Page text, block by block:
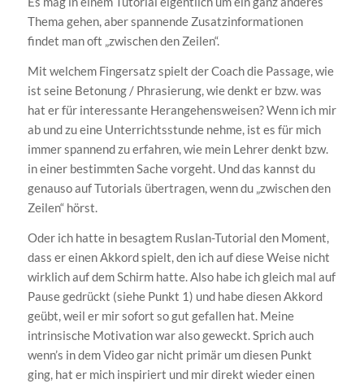
Thema gehen, aber spannende Zusatzinformationen
findet man oft „zwischen den Zeilen“.
Mit welchem Fingersatz spielt der Coach die Passage, wie
ist seine Betonung / Phrasierung, wie denkt er bzw. was
hat er für interessante Herangehensweisen? Wenn ich mir
ab und zu eine Unterrichtsstunde nehme, ist es für mich
immer spannend zu erfahren, wie mein Lehrer denkt bzw.
in einer bestimmten Sache vorgeht. Und das kannst du
genauso auf Tutorials übertragen, wenn du „zwischen den
Zeilen“ hörst.
Oder ich hatte in besagtem Ruslan-Tutorial den Moment,
dass er einen Akkord spielt, den ich auf diese Weise nicht
wirklich auf dem Schirm hatte. Also habe ich gleich mal auf
Pause gedrückt (siehe Punkt 1) und habe diesen Akkord
geübt, weil er mir sofort so gut gefallen hat. Meine
intrinsische Motivation war also geweckt. Sprich auch
wenn’s in dem Video gar nicht primär um diesen Punkt
ging, hat er mich inspiriert und mir direkt wieder einen